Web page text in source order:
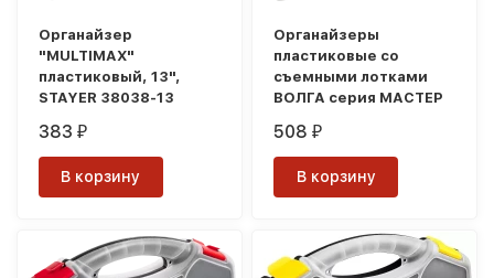
Органайзер
"MULTIMAX"
пластиковый, 13",
STAYER 38038-13
383₽
В корзину
Органайзеры
пластиковые со
съемными лотками
ВОЛГА серия МАСТЕР
508₽
В корзину